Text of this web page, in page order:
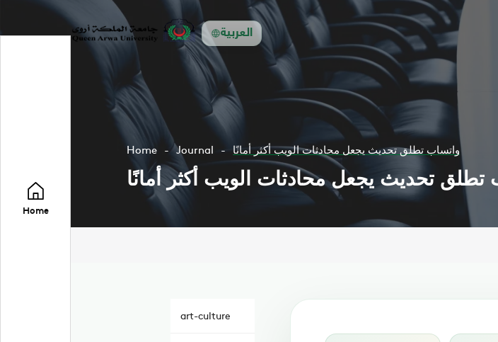
العربية
Home
Home Journal واتساب تطلق تحديث يجعل محادثات الويب أكثر أمانًا
تطلق تحديث يجعل محادثات الويب أكثر أمانًا
art-culture